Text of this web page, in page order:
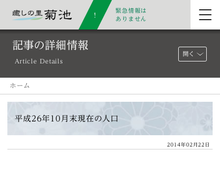
緊急情報は
ありません
記事の詳細情報
Article Details
開く
ホーム
平成26年10月末現在の人口
2014年02月22日